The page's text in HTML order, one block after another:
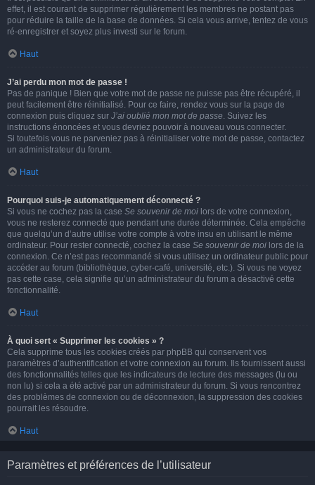
effet, il est courant de supprimer régulièrement les membres ne postant pas
pour réduire la taille de la base de données. Si cela vous arrive, tentez de vous
ré-enregistrer et soyez plus investi sur le forum.
Haut
J’ai perdu mon mot de passe !
Pas de panique ! Bien que votre mot de passe ne puisse pas être récupéré, il
peut facilement être réinitialisé. Pour ce faire, rendez vous sur la page de
connexion puis cliquez sur J’ai oublié mon mot de passe. Suivez les
instructions énoncées et vous devriez pouvoir à nouveau vous connecter.
Si toutefois vous ne parveniez pas à réinitialiser votre mot de passe, contactez
un administrateur du forum.
Haut
Pourquoi suis-je automatiquement déconnecté ?
Si vous ne cochez pas la case Se souvenir de moi lors de votre connexion,
vous ne resterez connecté que pendant une durée déterminée. Cela empêche
que quelqu’un d’autre utilise votre compte à votre insu en utilisant le même
ordinateur. Pour rester connecté, cochez la case Se souvenir de moi lors de la
connexion. Ce n’est pas recommandé si vous utilisez un ordinateur public pour
accéder au forum (bibliothèque, cyber-café, université, etc.). Si vous ne voyez
pas cette case, cela signifie qu’un administrateur du forum a désactivé cette
fonctionnalité.
Haut
À quoi sert « Supprimer les cookies » ?
Cela supprime tous les cookies créés par phpBB qui conservent vos
paramètres d’authentification et votre connexion au forum. Ils fournissent aussi
des fonctionnalités telles que les indicateurs de lecture des messages (lu ou
non lu) si cela a été activé par un administrateur du forum. Si vous rencontrez
des problèmes de connexion ou de déconnexion, la suppression des cookies
pourrait les résoudre.
Haut
Paramètres et préférences de l’utilisateur